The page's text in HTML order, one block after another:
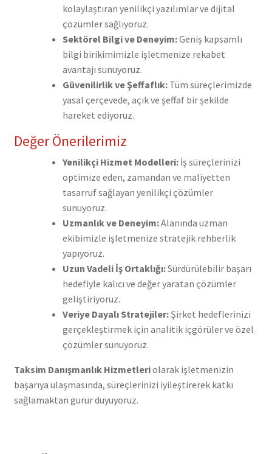
kolaylaştıran yenilikçi yazılımlar ve dijital
çözümler sağlıyoruz.
Sektörel Bilgi ve Deneyim:Geniş kapsamlı
bilgi birikimimizle işletmenize rekabet
avantajı sunuyoruz.
Güvenilirlik ve Şeffaflık:Tüm süreçlerimizde
yasal çerçevede, açık ve şeffaf bir şekilde
hareket ediyoruz.
Değer Önerilerimiz
Yenilikçi Hizmet Modelleri:İş süreçlerinizi
optimize eden, zamandan ve maliyetten
tasarruf sağlayan yenilikçi çözümler
sunuyoruz.
Uzmanlık ve Deneyim:Alanında uzman
ekibimizle işletmenize stratejik rehberlik
yapıyoruz.
Uzun Vadeli İş Ortaklığı:Sürdürülebilir başarı
hedefiyle kalıcı ve değer yaratan çözümler
geliştiriyoruz.
Veriye Dayalı Stratejiler:Şirket hedeflerinizi
gerçekleştirmek için analitik içgörüler ve özel
çözümler sunuyoruz.
Taksim Danışmanlık Hizmetleriolarak işletmenizin
başarıya ulaşmasında, süreçlerinizi iyileştirerek katkı
sağlamaktan gurur duyuyoruz.